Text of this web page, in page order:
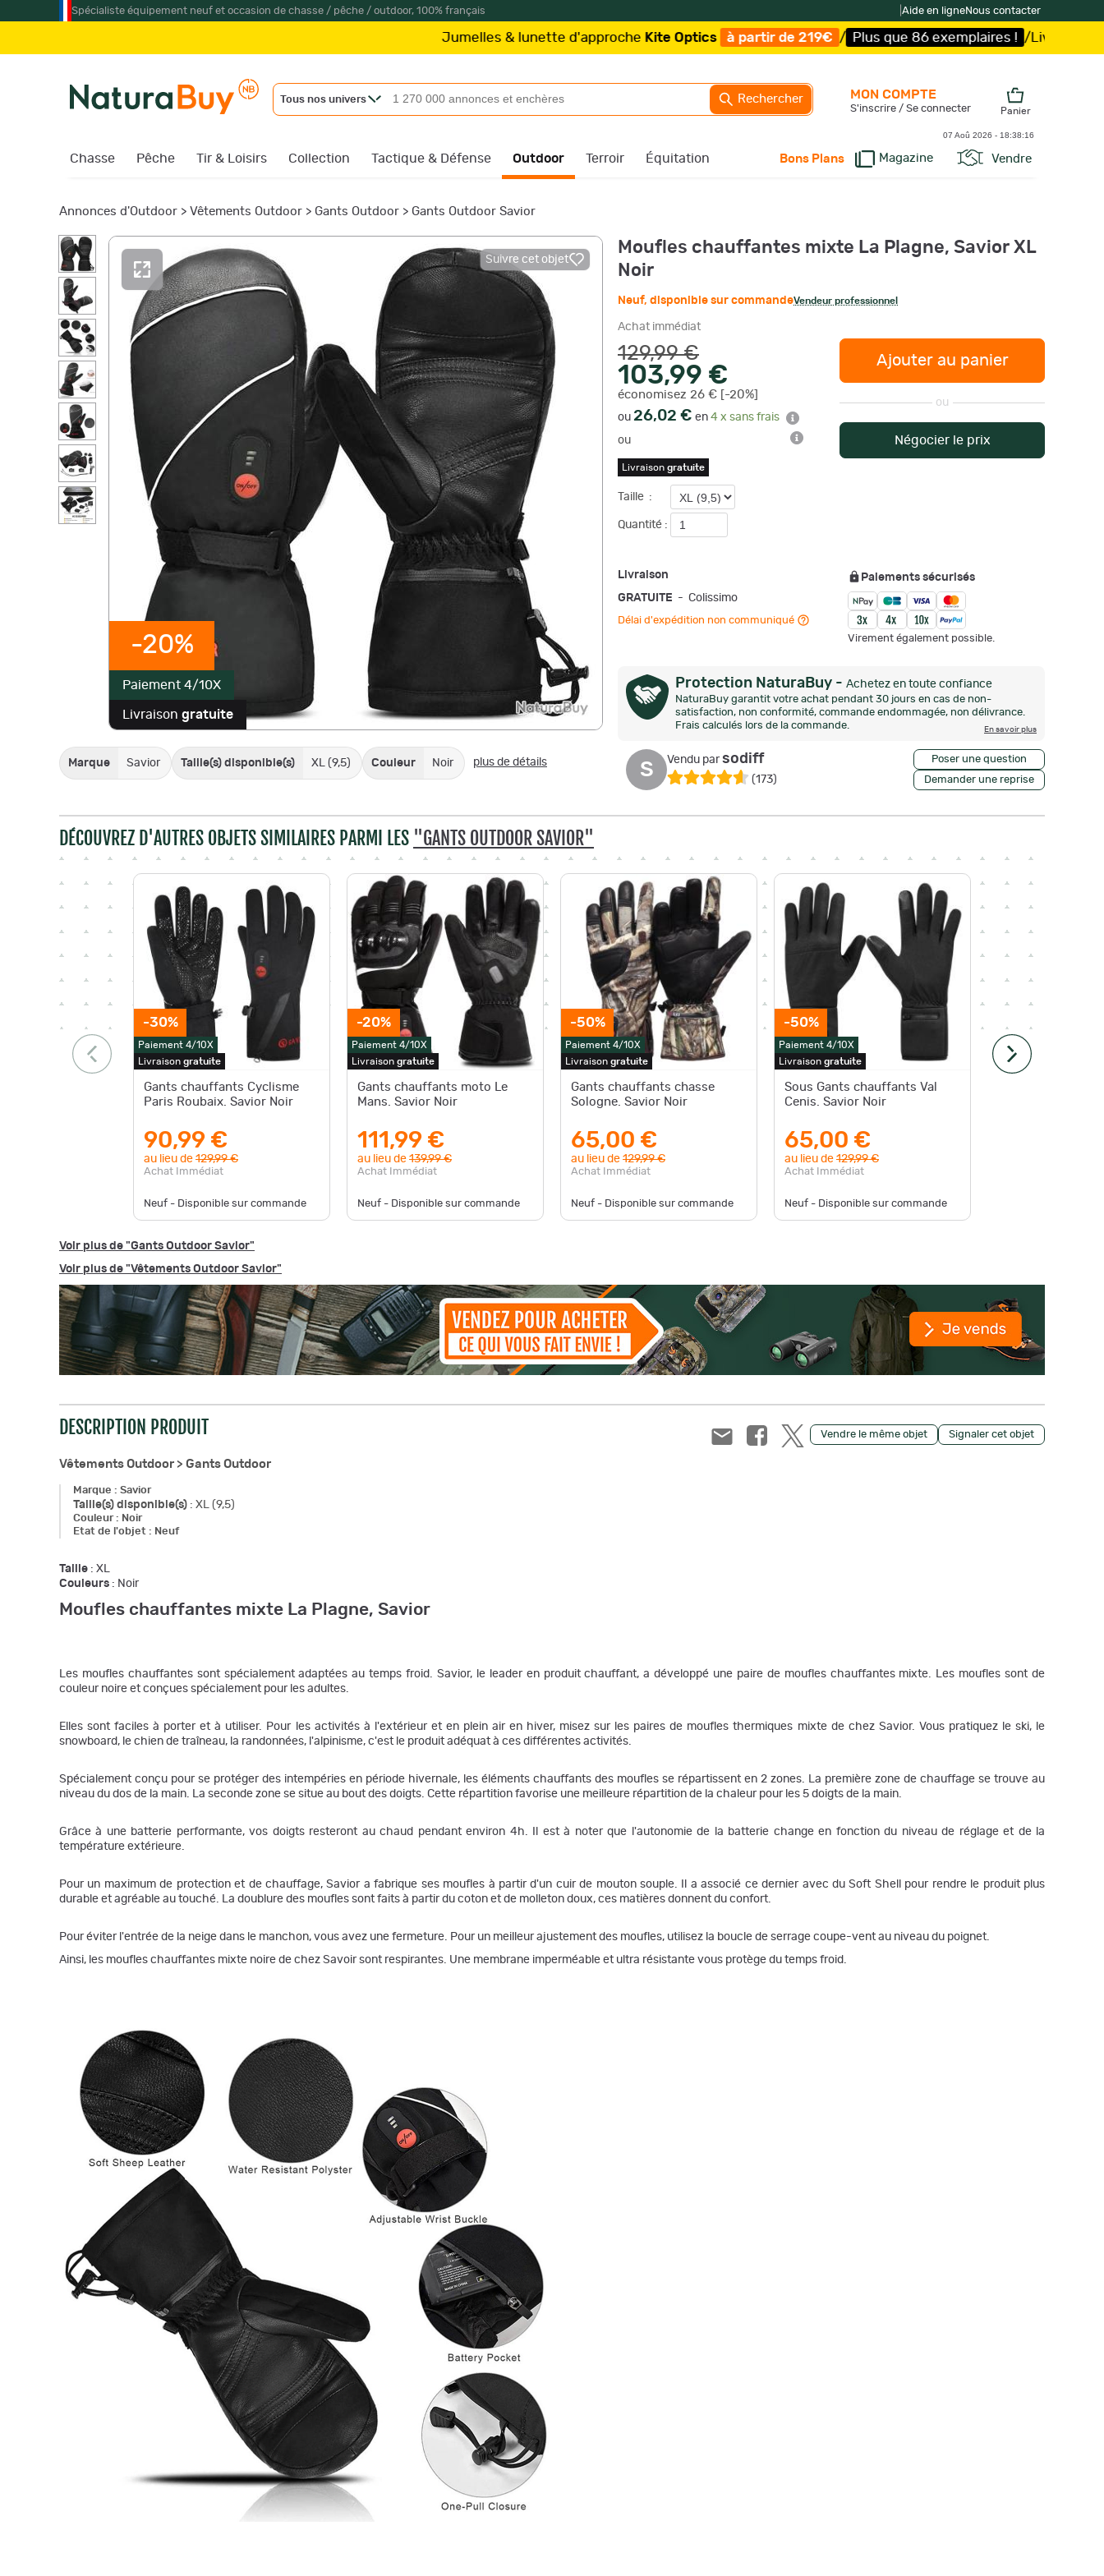
Spécialiste équipement neuf et occasion de chasse / pêche / outdoor, 100% français Aide en ligneNous contacter
Jumelles & lunette d'approcheKite Optics à partir de 219€ / Plus que 86 exemplaires ! /Livraison offerte et
Tous nos univers Rechercher
Chasse Pêche Tir & Loisirs Collection Tactique & Défense Outdoor Terroir Équitation Bons Plans Magazine Vendre
MON COMPTE
S'inscrire / Se connecter Panier
07 Aoû 2026 - 18:38:17
Annonces d'Outdoor > Vêtements Outdoor > Gants Outdoor > Gants Outdoor Savior
-20%
Paiement 4/10X
Livraison gratuite
Suivre cet objet
Marque Savior Taille(s) disponible(s) XL (9,5) Couleur Noir plus de détails
Moufles chauffantes mixte La Plagne, Savior XL
Noir
Neuf, disponible sur commandeVendeur professionnel
Achat immédiat
129,99 €
103,99 €
économisez 26 € [-20%]
ou 26,02 € en 4 x sans frais
ou
Livraison gratuite
Taille :
Quantité :
Ajouter au panier
ou
Négocier le prix
Livraison
GRATUITE - Colissimo
Délai d'expédition non communiqué
Paiements sécurisés
Virement également possible.
Protection NaturaBuy - Achetez en toute confiance
NaturaBuy garantit votre achat pendant 30 jours en cas de non-
satisfaction, non conformité, commande endommagée, non délivrance.
Frais calculés lors de la commande.
En savoir plus
S Vendu parsodiff
(173) Demander une reprise
Poser une question
DÉCOUVREZ D'AUTRES OBJETS SIMILAIRES PARMI LES "GANTS OUTDOOR SAVIOR"
-30%
Paiement 4/10X
Livraison gratuite
Gants chauffants Cyclisme
Paris Roubaix. Savior Noir
90,99 €
au lieu de 129,99 €
Achat Immédiat
Neuf - Disponible sur commande
-20%
Paiement 4/10X
Livraison gratuite
Gants chauffants moto Le
Mans. Savior Noir
111,99 €
au lieu de 139,99 €
Achat Immédiat
Neuf - Disponible sur commande
-50%
Paiement 4/10X
Livraison gratuite
Gants chauffants chasse
Sologne. Savior Noir
65,00 €
au lieu de 129,99 €
Achat Immédiat
Neuf - Disponible sur commande
-50%
Paiement 4/10X
Livraison gratuite
Sous Gants chauffants Val
Cenis. Savior Noir
65,00 €
au lieu de 129,99 €
Achat Immédiat
Neuf - Disponible sur commande
Voir plus de "Gants Outdoor Savior"
Voir plus de "Vêtements Outdoor Savior"
Vendre le même objet Signaler cet objet
DESCRIPTION PRODUIT
Vêtements Outdoor > Gants Outdoor
Marque : Savior
Taille(s) disponible(s) : XL (9,5)
Couleur: Noir
Etat de l'objet : Neuf
Taille : XL
Couleurs : Noir
Moufles chauffantes mixte La Plagne, Savior
Les moufles chauffantes sont spécialement adaptées au temps froid. Savior, le leader en produit chauffant, a développé une paire de moufles chauffantes mixte. Les moufles sont de
couleur noire et conçues spécialement pour les adultes.
Elles sont faciles à porter et à utiliser. Pour les activités à l'extérieur et en plein air en hiver, misez sur les paires de moufles thermiques mixte de chez Savior. Vous pratiquez le ski, le
snowboard, le chien de traîneau, la randonnées, l'alpinisme, c'est le produit adéquat à ces différentes activités.
Spécialement conçu pour se protéger des intempéries en période hivernale, les éléments chauffants des moufles se répartissent en 2 zones. La première zone de chauffage se trouve au
niveau du dos de la main. La seconde zone se situe au bout des doigts. Cette répartition favorise une meilleure répartition de la chaleur pour les 5 doigts de la main.
Grâce à une batterie performante, vos doigts resteront au chaud pendant environ 4h. Il est à noter que l'autonomie de la batterie change en fonction du niveau de réglage et de la
température extérieure.
Pour un maximum de protection et de chauffage, Savior a fabrique ses moufles à partir d'un cuir de mouton souple. Il a associé ce dernier avec du Soft Shell pour rendre le produit plus
durable et agréable au touché. La doublure des moufles sont faits à partir du coton et de molleton doux, ces matières donnent du confort.
Pour éviter l'entrée de la neige dans le manchon, vous avez une fermeture. Pour un meilleur ajustement des moufles, utilisez la boucle de serrage coupe-vent au niveau du poignet.
Ainsi, les moufles chauffantes mixte noire de chez Savoir sont respirantes. Une membrane imperméable et ultra résistante vous protège du temps froid.